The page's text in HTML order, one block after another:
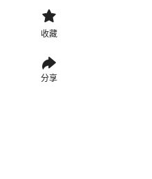
收藏
分享